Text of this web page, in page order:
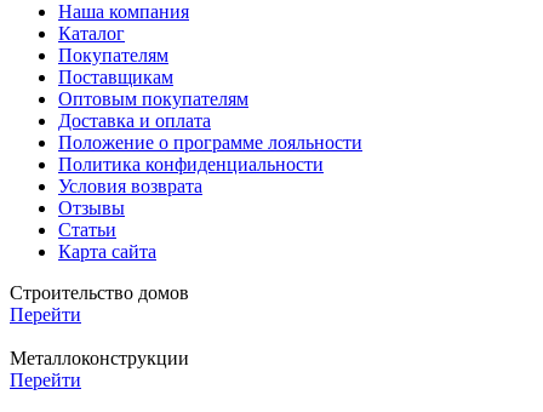
Наша компания
Каталог
Покупателям
Поставщикам
Оптовым покупателям
Доставка и оплата
Положение о программе лояльности
Политика конфиденциальности
Условия возврата
Отзывы
Статьи
Карта сайта
Строительство домов
Перейти
Металлоконструкции
Перейти